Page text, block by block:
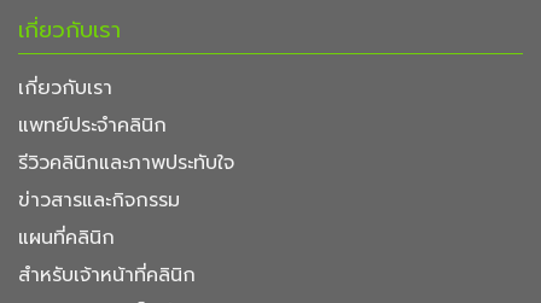
เกี่ยวกับเรา
เกี่ยวกับเรา
แพทย์ประจำคลินิก
รีวิวคลินิกและภาพประทับใจ
ข่าวสารและกิจกรรม
แผนที่คลินิก
สำหรับเจ้าหน้าที่คลินิก